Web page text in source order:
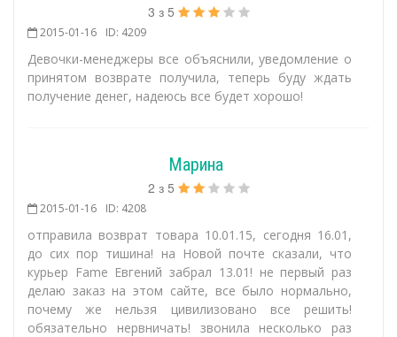
3 з 5
2015-01-16 ID: 4209
Девочки-менеджеры все объяснили, уведомление о
принятом возврате получила, теперь буду ждать
получение денег, надеюсь все будет хорошо!
Марина
2 з 5
2015-01-16 ID: 4208
отправила возврат товара 10.01.15, сегодня 16.01,
до сих пор тишина! на Новой почте сказали, что
курьер Fame Евгений забрал 13.01! не первый раз
делаю заказ на этом сайте, все было нормально,
почему же нельзя цивилизовано все решить!
обязательно нервничать! звонила несколько раз